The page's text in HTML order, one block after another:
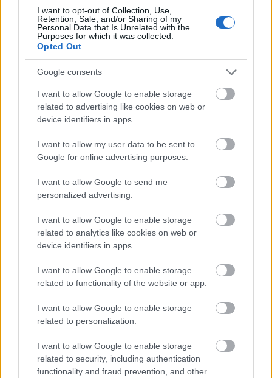
I want to opt-out of Collection, Use,
Retention, Sale, and/or Sharing of my
Personal Data that Is Unrelated with the
Purposes for which it was collected.
Opted Out
Google consents
I want to allow Google to enable storage
related to advertising like cookies on web or
device identifiers in apps.
I want to allow my user data to be sent to
Google for online advertising purposes.
I want to allow Google to send me
personalized advertising.
I want to allow Google to enable storage
related to analytics like cookies on web or
device identifiers in apps.
I want to allow Google to enable storage
related to functionality of the website or app.
I want to allow Google to enable storage
related to personalization.
I want to allow Google to enable storage
related to security, including authentication
functionality and fraud prevention, and other
A Hyppolittól Hollywoodig – 120 éve
filmvilág•2019. február 27.
120 éve született Székely István, a harmincas évek
első számú magyar sztárrendezője, a Hyppolit, a
lakáj alkotója. A Magyar Nemzeti Filmalap –
Filmarchívum három szabadon megtekinthető
filmmel köszönti az évfordulót. Székely István
(Budapest, 1899. február 25. – Palm Springs, 1979.
március 11.)…